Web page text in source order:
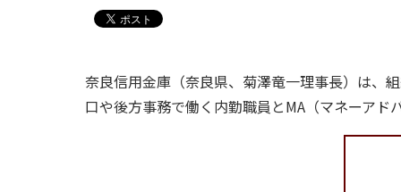
奈良信用金庫（奈良県、菊澤竜一理事長）は、
口や後方事務で働く内勤職員とMA（マネーアド